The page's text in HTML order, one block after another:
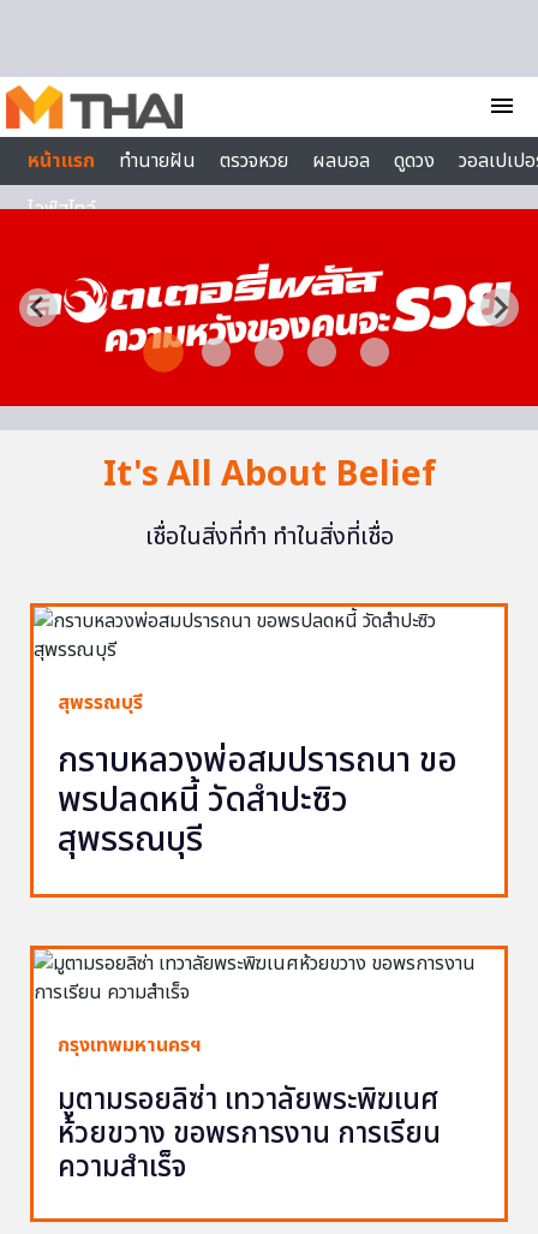
menu
หน้าแรก
ทำนายฝัน ตรวจหวย ผลบอล ดูดวง
วอลเปเป
ไลฟ์สไตล์
It's All About Belief
เชื่อในสิ่งที่ทำ ทำในสิ่งที่เชื่อ
สุพรรณบุรี
กราบหลวงพ่อสมปรารถนา ขอ
พรปลดหนี้ วัดสำปะซิว
สุพรรณบุรี
กรุงเทพมหานครฯ
มูตามรอยลิซ่า เทวาลัยพระพิฆเนศ
ห้วยขวาง ขอพรการงาน การเรียน
ความสำเร็จ